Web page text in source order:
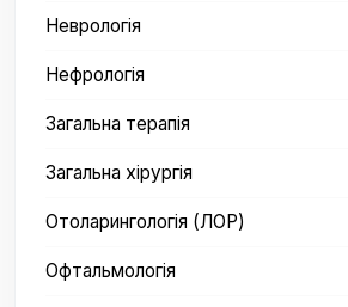
Неврологія
Нефрологія
Загальна терапія
Загальна хірургія
Отоларингологія (ЛОР)
Офтальмологія